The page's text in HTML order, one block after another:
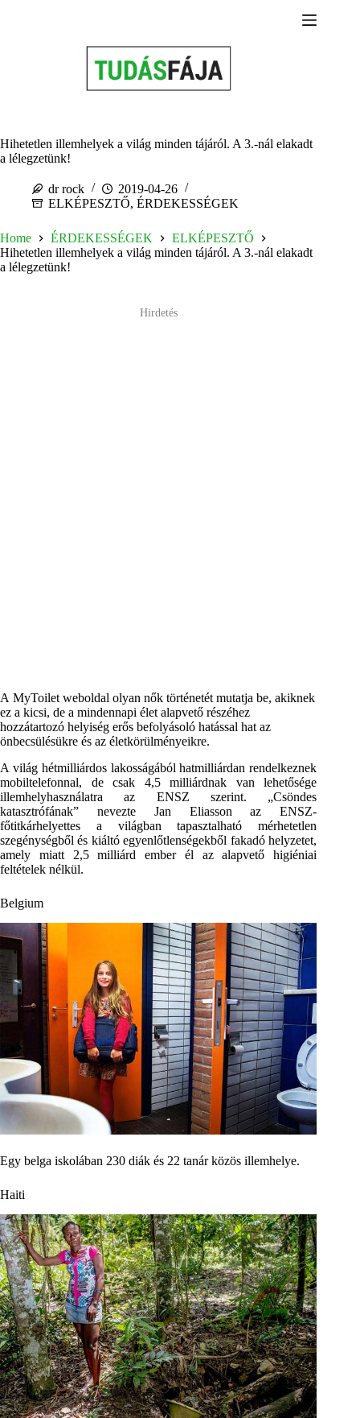
Hihetetlen illemhelyek a világ minden tájáról. A 3.-nál elakadt
a lélegzetünk!
dr rock
2019-04-26
ELKÉPESZTŐ, ÉRDEKESSÉGEK
Home ÉRDEKESSÉGEK
ELKÉPESZTŐ
Hihetetlen illemhelyek a világ minden tájáról. A 3.-nál elakadt
a lélegzetünk!
Hirdetés
A MyToilet weboldal olyan nők történetét mutatja be, akiknek
ez a kicsi, de a mindennapi élet alapvető részéhez
hozzátartozó helyiség erős befolyásoló hatással hat az
önbecsülésükre és az életkörülményeikre.
A világ hétmilliárdos lakosságából hatmilliárdan rendelkeznek
mobiltelefonnal, de csak 4,5 milliárdnak van lehetősége
illemhelyhasználatra az ENSZ szerint. „Csöndes
katasztrófának” nevezte Jan Eliasson az ENSZ-
főtitkárhelyettes a világban tapasztalható mérhetetlen
szegénységből és kiáltó egyenlőtlenségekből fakadó helyzetet,
amely miatt 2,5 milliárd ember él az alapvető higiéniai
feltételek nélkül.
Belgium
Egy belga iskolában 230 diák és 22 tanár közös illemhelye.
Haiti